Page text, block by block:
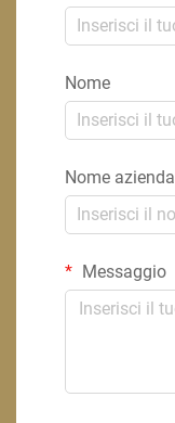
Nome
Nome azienda
Messaggio